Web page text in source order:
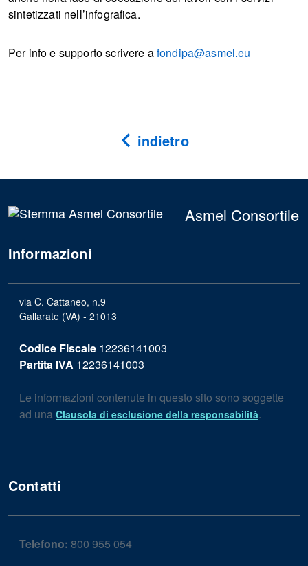
sintetizzati nell’infografica.
Per info e supporto scrivere afondipa@asmel.eu
indietro
Asmel Consortile
Informazioni
via C. Cattaneo, n.9
Gallarate (VA) - 21013
Codice Fiscale 12236141003
Partita IVA 12236141003
Le informazioni contenute in questo sito sono soggette
ad una Clausola di esclusione della responsabilità.
Contatti
Telefono: 800 955 054